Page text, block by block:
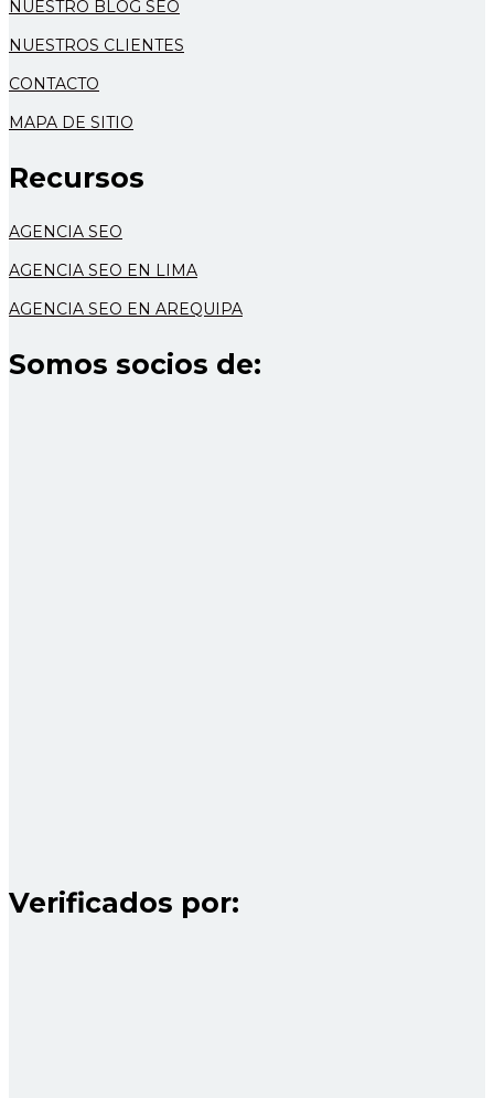
NUESTRO BLOG SEO
NUESTROS CLIENTES
CONTACTO
MAPA DE SITIO
Recursos
AGENCIA SEO
AGENCIA SEO EN LIMA
AGENCIA SEO EN AREQUIPA
Somos socios de:
Verificados por: